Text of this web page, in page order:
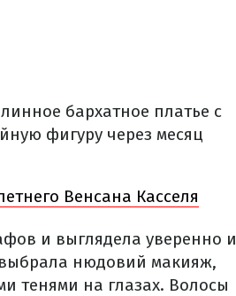
бархатное платье с
фигуру через месяц
Венсана Касселя
и выглядела уверенно и
нюдовий макияж,
тенями на глазах. Волосы